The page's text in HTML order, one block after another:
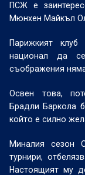
ПСЖ е
Мюнхен Майкъл
Парижкият
национал да
съображения
Освен това,
Брадли Баркола
който е силно
Миналия сезон
турнири,
Настоящият му